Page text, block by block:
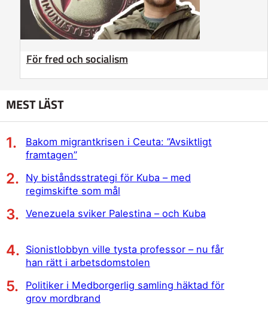
För fred och socialism
MEST LÄST
Bakom migrantkrisen i Ceuta: ”Avsiktligt
framtagen”
Ny biståndsstrategi för Kuba – med
regimskifte som mål
Venezuela sviker Palestina – och Kuba
Sionistlobbyn ville tysta professor – nu får
han rätt i arbetsdomstolen
Politiker i Medborgerlig samling häktad för
grov mordbrand